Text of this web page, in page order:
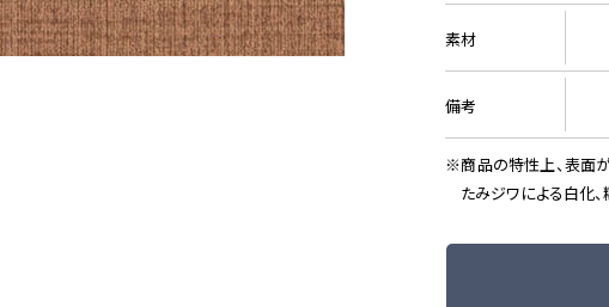
素材
備考
商品の特性上、表面が
たみジワによる白化、